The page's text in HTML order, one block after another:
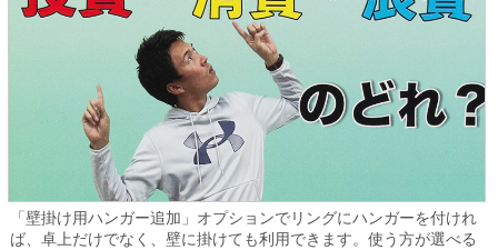
「壁掛け用ハンガー追加」オプションでリングにハンガーを付けれ
ば、卓上だけでなく、壁に掛けても利用できます。使う方が選べる